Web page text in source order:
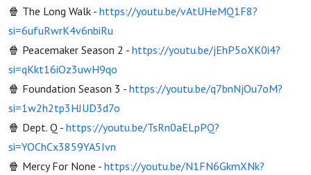
🍿 The Long Walk - https://youtu.be/vAtUHeMQ1F8?
si=6ufuRwrK4v6nbiRu
🍿 Peacemaker Season 2 - https://youtu.be/jEhP5oXK0i4?
si=qKkt16iOz3uwH9qo
🍿 Foundation Season 3 - https://youtu.be/q7bnNjOu7oM?
si=1w2h2tp3HJUD3d7o
🍿 Dept. Q - https://youtu.be/TsRn0aELpPQ?
si=YOChCx3859YA5Ivn
🍿 Mercy For None - https://youtu.be/N1FN6GkmXNk?